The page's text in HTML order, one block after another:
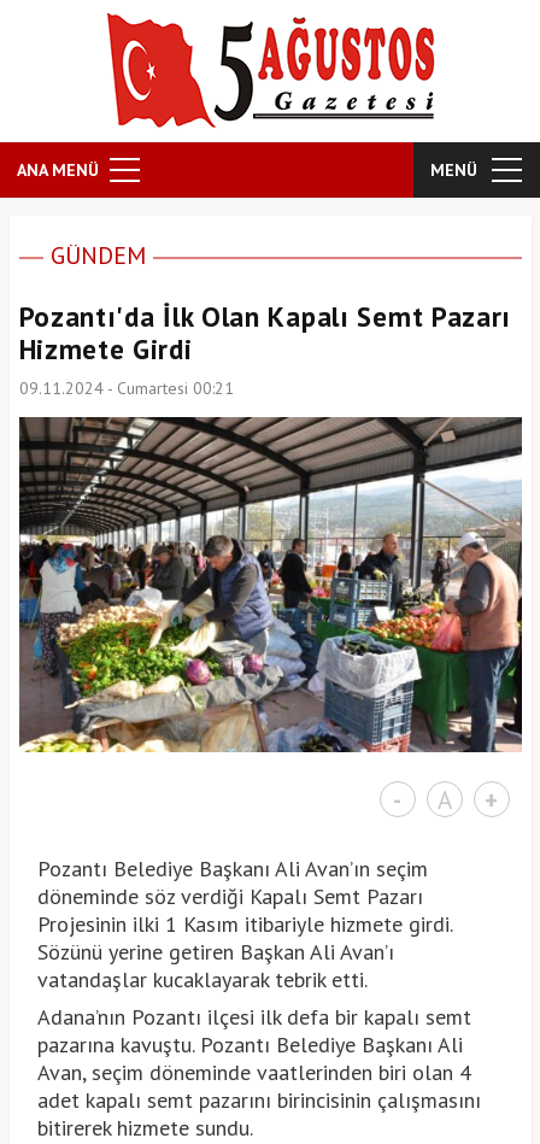
ANA MENÜ MENÜ
GÜNDEM
Pozantı'da İlk Olan Kapalı Semt Pazarı
Hizmete Girdi
09.11.2024 - Cumartesi 00:21
- A +
Pozantı Belediye Başkanı Ali Avan’ın seçim
döneminde söz verdiği Kapalı Semt Pazarı
Projesinin ilki 1 Kasım itibariyle hizmete girdi.
Sözünü yerine getiren Başkan Ali Avan’ı
vatandaşlar kucaklayarak tebrik etti.
Adana’nın Pozantı ilçesi ilk defa bir kapalı semt
pazarına kavuştu. Pozantı Belediye Başkanı Ali
Avan, seçim döneminde vaatlerinden biri olan 4
adet kapalı semt pazarını birincisinin çalışmasını
bitirerek hizmete sundu.